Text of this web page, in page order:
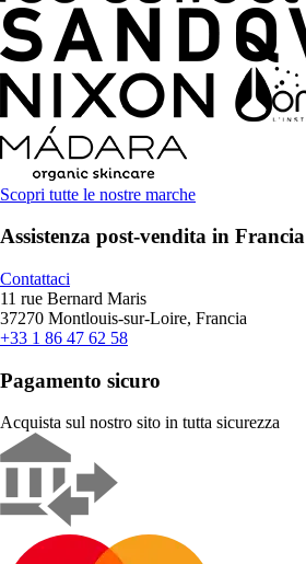
Scopri tutte le nostre marche
Assistenza post-vendita in Francia
Contattaci
11 rue Bernard Maris
37270 Montlouis-sur-Loire, Francia
+33 1 86 47 62 58
Pagamento sicuro
Acquista sul nostro sito in tutta sicurezza